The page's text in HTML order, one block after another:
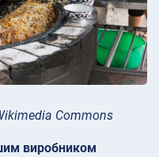
Commons
виробником